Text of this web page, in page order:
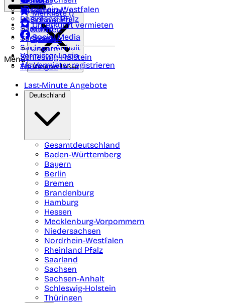
Nordrhein-Westfalen
Rheinland Pfalz
Saarland
Sachsen
Sachsen-Anhalt
Schleswig-Holstein
Thüringen
Portugal
Schweden
Schweiz
Spanien
Ungarn
Merkliste ()
Unterkunft vermieten
Social Media
Vermieter-Login
Als Vermieter registrieren
Menü
Menü schließen
Last-Minute Angebote
Deutschland
Gesamtdeutschland
Baden-Württemberg
Bayern
Berlin
Bremen
Brandenburg
Hamburg
Hessen
Mecklenburg-Vorpommern
Niedersachsen
Nordrhein-Westfalen
Rheinland Pfalz
Saarland
Sachsen
Sachsen-Anhalt
Schleswig-Holstein
Thüringen